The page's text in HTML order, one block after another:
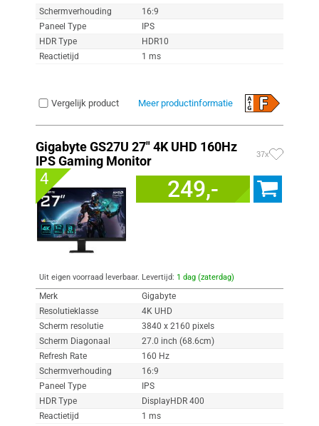
Schermverhouding
16:9
Paneel Type
IPS
HDR Type
HDR10
Reactietijd
1 ms
Vergelijk product Meer productinformatie
Gigabyte GS27U 27" 4K UHD 160Hz
IPS Gaming Monitor
37x
4 249,-
Uit eigen voorraad leverbaar. Levertijd: 1 dag (zaterdag)
Merk
Gigabyte
Resolutieklasse
4K UHD
Scherm resolutie
3840 x 2160 pixels
Scherm Diagonaal
27.0 inch (68.6cm)
Refresh Rate
160 Hz
Schermverhouding
16:9
Paneel Type
IPS
HDR Type
DisplayHDR 400
Reactietijd
1 ms